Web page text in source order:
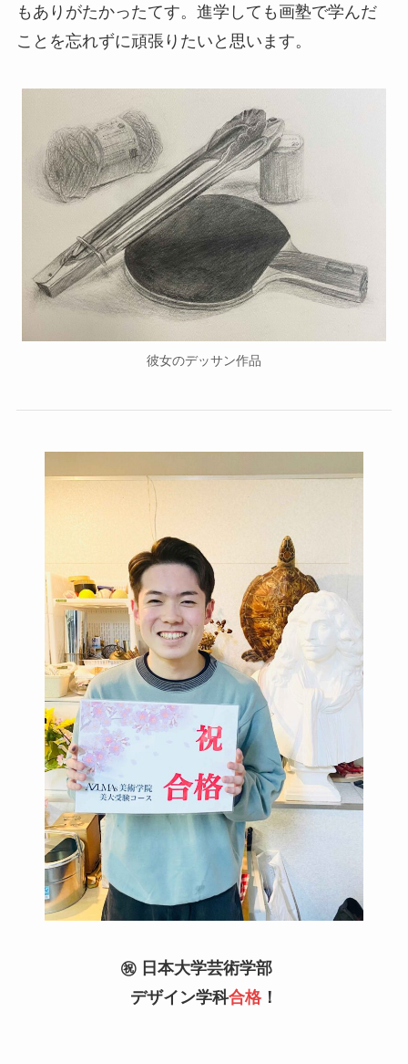
もありがたかったてす。進学しても画塾で学んだ
ことを忘れずに頑張りたいと思います。
彼女のデッサン作品
㊗️ 日本大学芸術学部
デザイン学科合格！